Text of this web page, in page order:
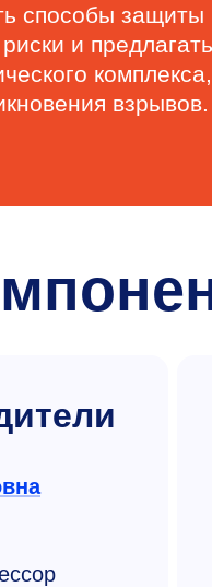
способы
и
взрывов.